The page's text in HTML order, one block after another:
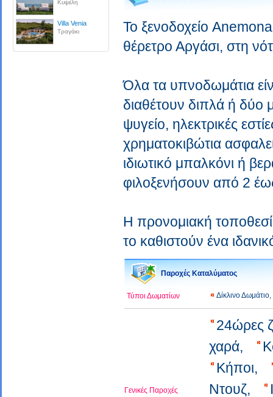
Κυψέλη
Villa Venia
Τραγάκι
Το ξενοδοχείο Anemona
θέρετρο Αργάσι, στη
Όλα τα υπνοδωμάτια
διαθέτουν διπλά ή δύο
ψυγείο, ηλεκτρικές
χρηματοκιβώτια
ιδιωτικό μπαλκόνι ή
φιλοξενήσουν από 2
Η προνομιακή
το καθιστούν ένα
Παροχές Καταλύματος
Τύποι Δωματίων Δίκλινο
Γενικές Παροχές
24ώρες
χαρά,
Κήποι,
Ντουζ,